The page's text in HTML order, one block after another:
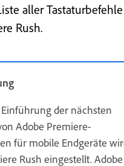
aller
Rush.
der nächsten
Adobe Premiere-
für mobile Endgeräte
Rush eingestellt. Adobe